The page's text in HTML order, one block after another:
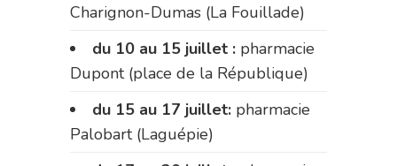
Charignon-Dumas (La Fouillade)
du 10 au 15 juillet : pharmacie
Dupont (place de la République)
du 15 au 17 juillet: pharmacie
Palobart (Laguépie)